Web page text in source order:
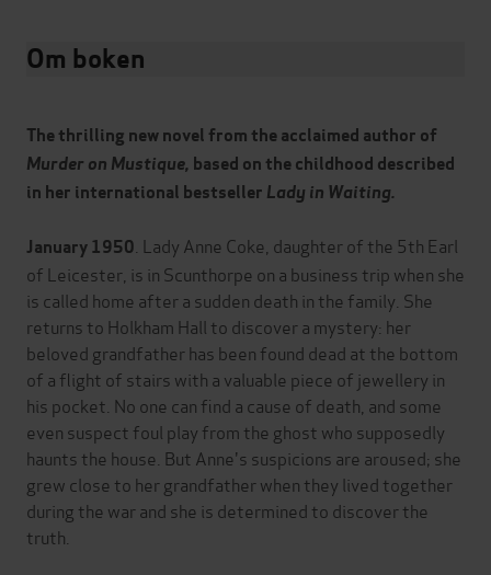
Om boken
The thrilling new novel from the acclaimed author of
Murder on Mustique, based on the childhood described
in her international bestseller Lady in Waiting.
January 1950 . Lady Anne Coke, daughter of the 5th Earl
of Leicester, is in Scunthorpe on a business trip when she
is called home after a sudden death in the family. She
returns to Holkham Hall to discover a mystery: her
beloved grandfather has been found dead at the bottom
of a flight of stairs with a valuable piece of jewellery in
his pocket. No one can find a cause of death, and some
even suspect foul play from the ghost who supposedly
haunts the house. But Anne's suspicions are aroused; she
grew close to her grandfather when they lived together
during the war and she is determined to discover the
truth.